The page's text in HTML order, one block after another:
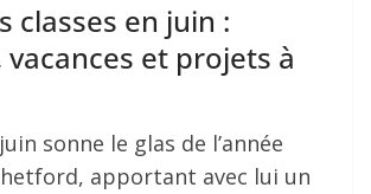
classes en juin :
vacances et projets à
sonne le glas de l’année
apportant avec lui un